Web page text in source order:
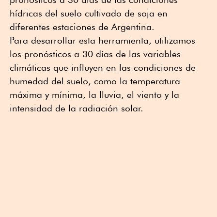
hídricas del suelo cultivado de soja en
diferentes estaciones de Argentina.
Para desarrollar esta herramienta, utilizamos
los pronósticos a 30 días de las variables
climáticas que influyen en las condiciones de
humedad del suelo, como la temperatura
máxima y mínima, la lluvia, el viento y la
intensidad de la radiación solar.